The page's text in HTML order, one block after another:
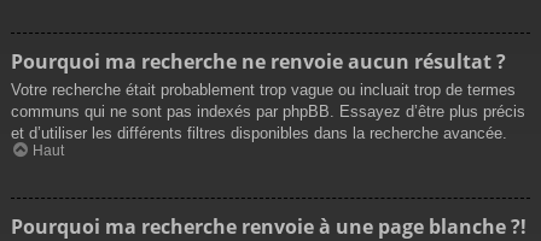
Pourquoi ma recherche ne renvoie aucun résultat ?
Votre recherche était probablement trop vague ou incluait trop de termes
communs qui ne sont pas indexés par phpBB. Essayez d’être plus précis
et d’utiliser les différents filtres disponibles dans la recherche avancée.
Haut
Pourquoi ma recherche renvoie à une page blanche ?!